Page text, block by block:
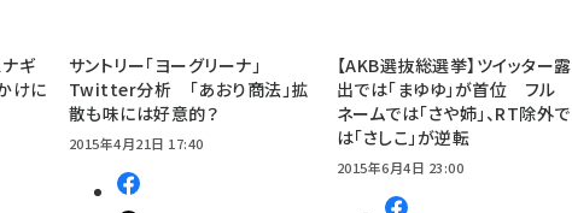
ギ
けに
サントリー「ヨーグリーナ」
Twitter分析 「あおり商法」拡
散も味には好意的？
2015年4月21日 17:40
【AKB選抜総選挙】ツイッター露
出では「まゆゆ」が首位 フル
ネームでは「さや姉」、RT除外で
は「さしこ」が逆転
2015年6月4日 23:00